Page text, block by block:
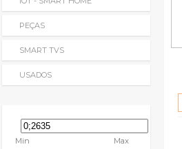
PEÇAS
SMART TVS
USADOS
Min Max